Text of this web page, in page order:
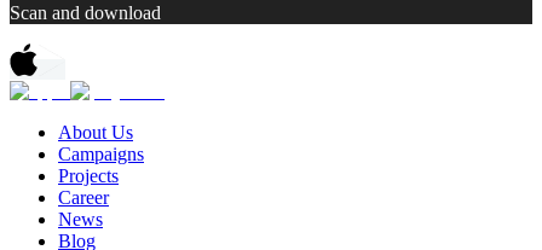
Scan and download
About Us
Campaigns
Projects
Career
News
Blog